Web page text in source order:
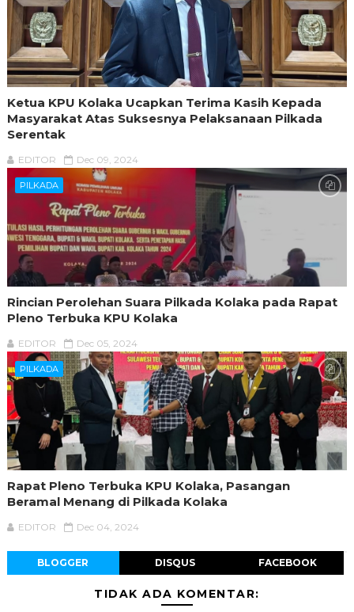
Ketua KPU Kolaka Ucapkan Terima Kasih Kepada
Masyarakat Atas Suksesnya Pelaksanaan Pilkada
Serentak
EDITOR Dec 09, 2024
PILKADA
Rincian Perolehan Suara Pilkada Kolaka pada Rapat
Pleno Terbuka KPU Kolaka
EDITOR Dec 05, 2024
PILKADA
Rapat Pleno Terbuka KPU Kolaka, Pasangan
Beramal Menang di Pilkada Kolaka
EDITOR Dec 04, 2024
BLOGGER DISQUS FACEBOOK
TIDAK ADA KOMENTAR: